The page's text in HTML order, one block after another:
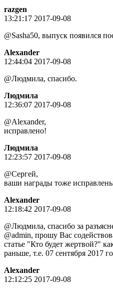
razgen
13:21:17 2017-09-08
@Sasha50, выпуск появился
Alexander
12:44:04 2017-09-08
@Людмила, спасибо.
Людмила
12:36:07 2017-09-08
@Alexander,
исправлено!
Людмила
12:23:57 2017-09-08
@Сергей,
ваши награды тоже
Alexander
12:18:42 2017-09-08
@Людмила, спасибо за
@admin, прошу Вас
статье "Кто будет жертвой?"
раньше, т.е. 07 сентября 2017
Alexander
12:12:25 2017-09-08